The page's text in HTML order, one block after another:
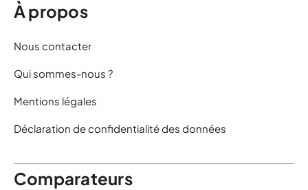
À propos
Nous contacter
Qui sommes-nous ?
Mentions légales
Déclaration de confidentialité des données
Comparateurs